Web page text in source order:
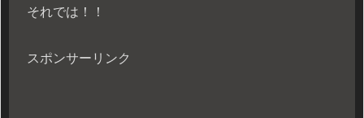
それでは！！
スポンサーリンク